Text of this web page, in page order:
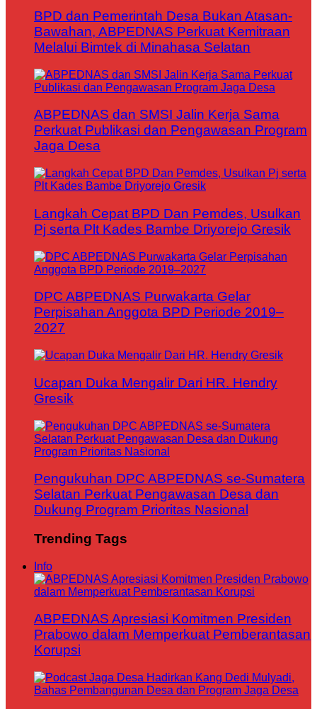
BPD dan Pemerintah Desa Bukan Atasan-
Bawahan, ABPEDNAS Perkuat Kemitraan
Melalui Bimtek di Minahasa Selatan
ABPEDNAS dan SMSI Jalin Kerja Sama
Perkuat Publikasi dan Pengawasan Program
Jaga Desa
Langkah Cepat BPD Dan Pemdes, Usulkan
Pj serta Plt Kades Bambe Driyorejo Gresik
DPC ABPEDNAS Purwakarta Gelar
Perpisahan Anggota BPD Periode 2019–
2027
Ucapan Duka Mengalir Dari HR. Hendry
Gresik
Pengukuhan DPC ABPEDNAS se-Sumatera
Selatan Perkuat Pengawasan Desa dan
Dukung Program Prioritas Nasional
Trending Tags
Info
ABPEDNAS Apresiasi Komitmen Presiden
Prabowo dalam Memperkuat Pemberantasan
Korupsi